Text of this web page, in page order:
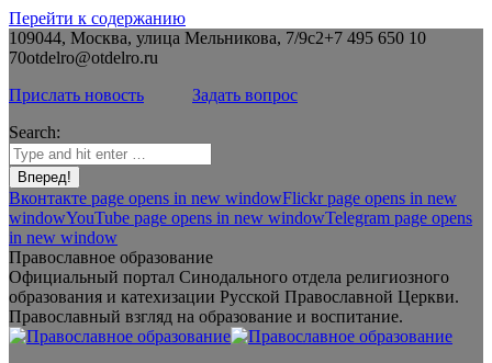
Перейти к содержанию
109044, Москва, улица Мельникова, 7/9с2+7 495 650 10
70otdelro@otdelro.ru
Прислать новость
Задать вопрос
Search:
Вконтакте page opens in new windowFlickr page opens in new
windowYouTube page opens in new windowTelegram page opens
in new window
Православное образование
Официальный портал Синодального отдела религиозного
образования и катехизации Русской Православной Церкви.
Православный взгляд на образование и воспитание.